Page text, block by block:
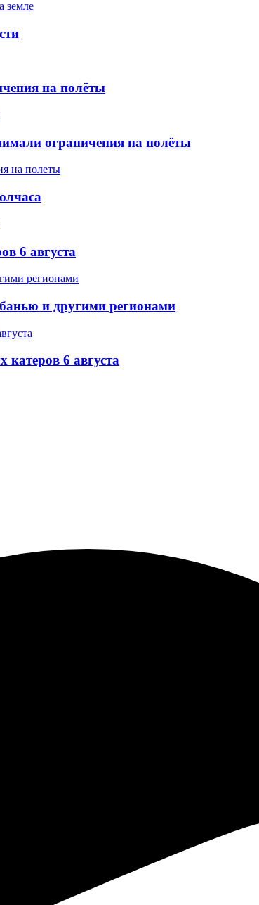
на полёты
ограничения на полёты
6 августа
и другими регионами
катеров 6 августа